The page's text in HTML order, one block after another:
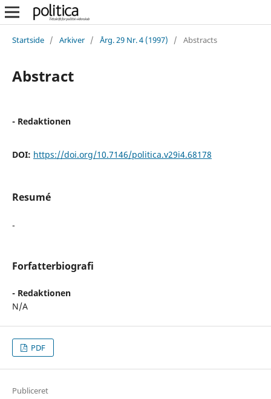
Startside / Arkiver / Årg. 29 Nr. 4 (1997) / Abstracts
Abstract
- Redaktionen
DOI: https://doi.org/10.7146/politica.v29i4.68178
Resumé
-
Forfatterbiografi
- Redaktionen
N/A
PDF
Publiceret